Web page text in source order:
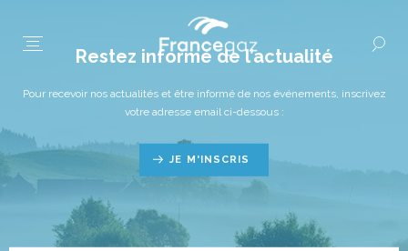
Restez informé de l’actualité
Pour recevoir nos actualités et être informé de nos événements, inscrivez
votre adresse email ci-dessous :
JE M'INSCRIS